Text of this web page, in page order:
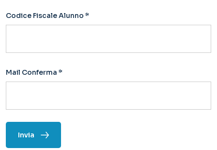
Codice Fiscale Alunno *
Mail Conferma *
Invia